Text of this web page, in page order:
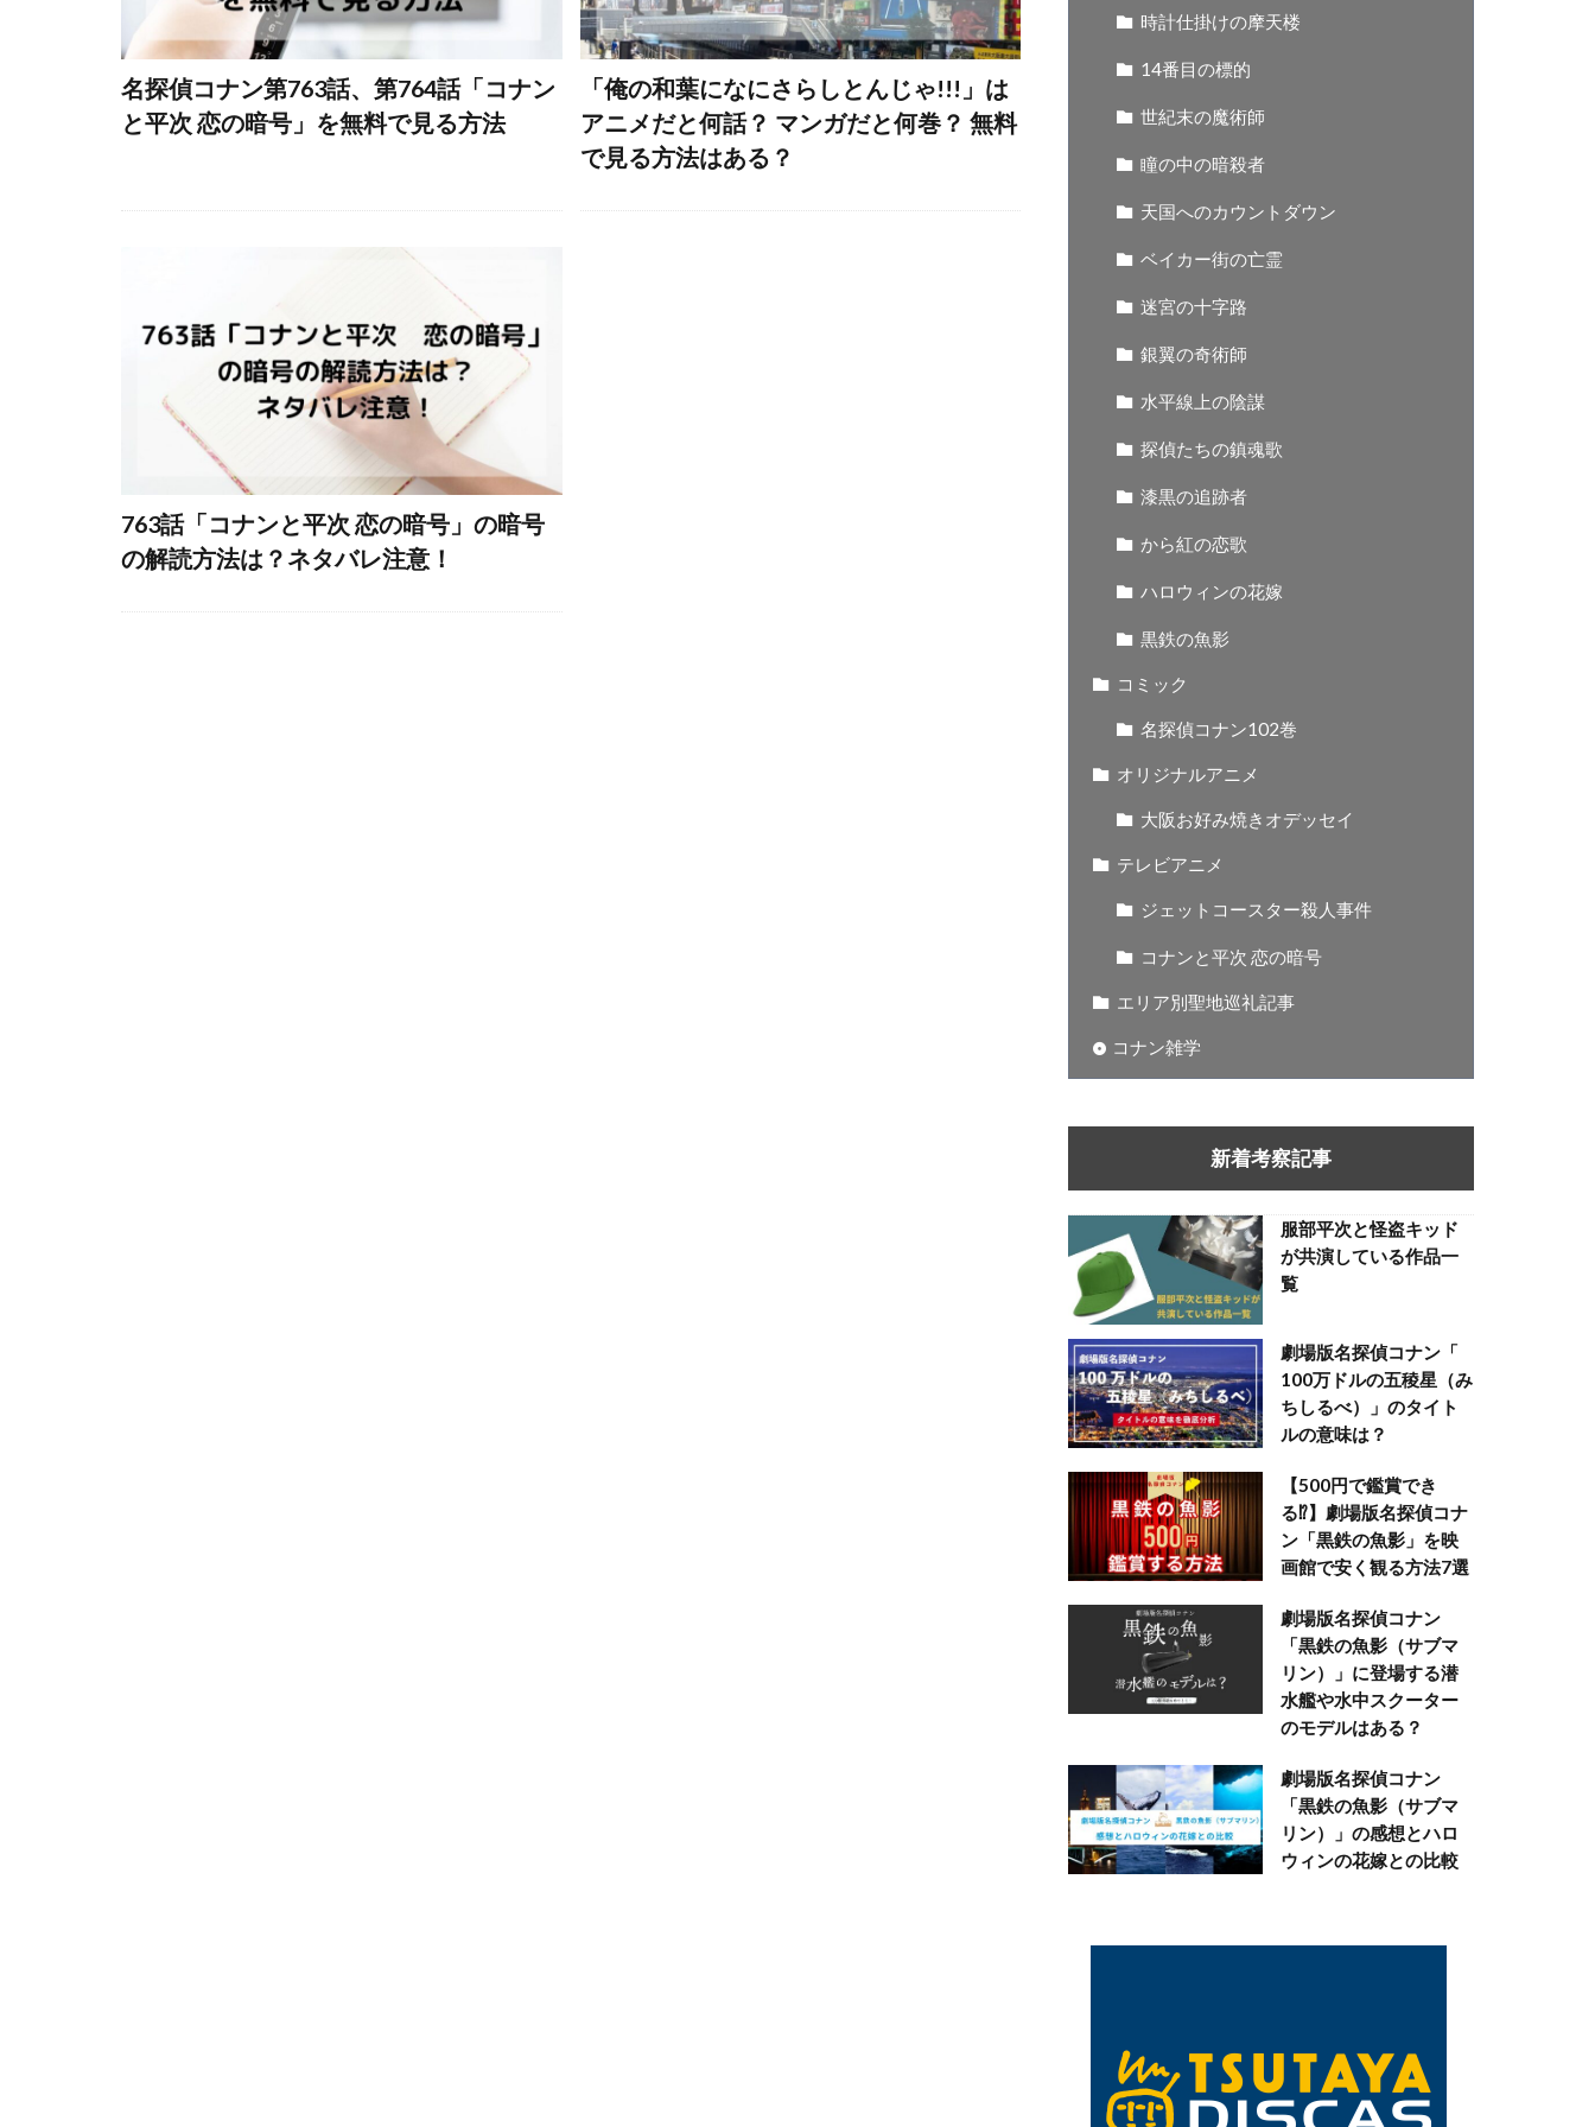
名探偵コナン第763話、第764話「コナン
と平次 恋の暗号」を無料で見る方法
「俺の和葉になにさらしとんじゃ!!!」は
アニメだと何話？ マンガだと何巻？ 無料
で見る方法はある？
763話「コナンと平次 恋の暗号」の暗号
の解読方法は？ネタバレ注意！
時計仕掛けの摩天楼
14番目の標的
世紀末の魔術師
瞳の中の暗殺者
天国へのカウントダウン
ベイカー街の亡霊
迷宮の十字路
銀翼の奇術師
水平線上の陰謀
探偵たちの鎮魂歌
漆黒の追跡者
から紅の恋歌
ハロウィンの花嫁
黒鉄の魚影
コミック
名探偵コナン102巻
オリジナルアニメ
大阪お好み焼きオデッセイ
テレビアニメ
ジェットコースター殺人事件
コナンと平次 恋の暗号
エリア別聖地巡礼記事
コナン雑学
新着考察記事
服部平次と怪盗キッド
が共演している作品一
覧
劇場版名探偵コナン「
100万ドルの五稜星（み
ちしるべ）」のタイト
ルの意味は？
【500円で鑑賞でき
る⁉】劇場版名探偵コナ
ン「黒鉄の魚影」を映
画館で安く観る方法7選
劇場版名探偵コナン
「黒鉄の魚影（サブマ
リン）」に登場する潜
水艦や水中スクーター
のモデルはある？
劇場版名探偵コナン
「黒鉄の魚影（サブマ
リン）」の感想とハロ
ウィンの花嫁との比較